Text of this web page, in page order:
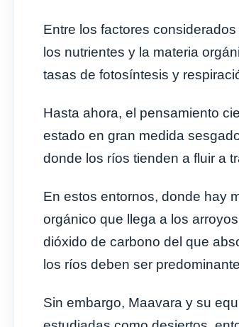
Entre los factores
los nutrientes y la materia
tasas de fotosíntesis y
Hasta ahora, el pensamiento
estado en gran medida
donde los ríos tienden a fluir a
En estos entornos, donde hay
orgánico que llega a los
dióxido de carbono del que
los ríos deben ser
Sin embargo, Maavara y su